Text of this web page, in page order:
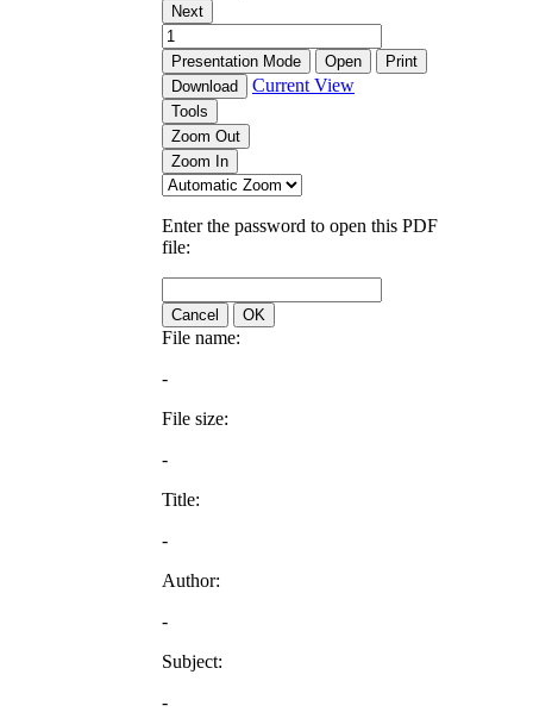
Next
Presentation Mode Open
Print
Download
Current View
Tools
Zoom Out
Zoom In
Enter the password to open this PDF
file:
Cancel OK
File name:
-
File size:
-
Title:
-
Author:
-
Subject:
-